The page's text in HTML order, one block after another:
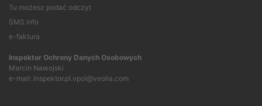
Tu możesz podać odczyt
SMS info
e-faktura
Inspektor Ochrony Danych Osobowych
Marcin Nawojski
e-mail: inspektor.pl.vpol@veolia.com